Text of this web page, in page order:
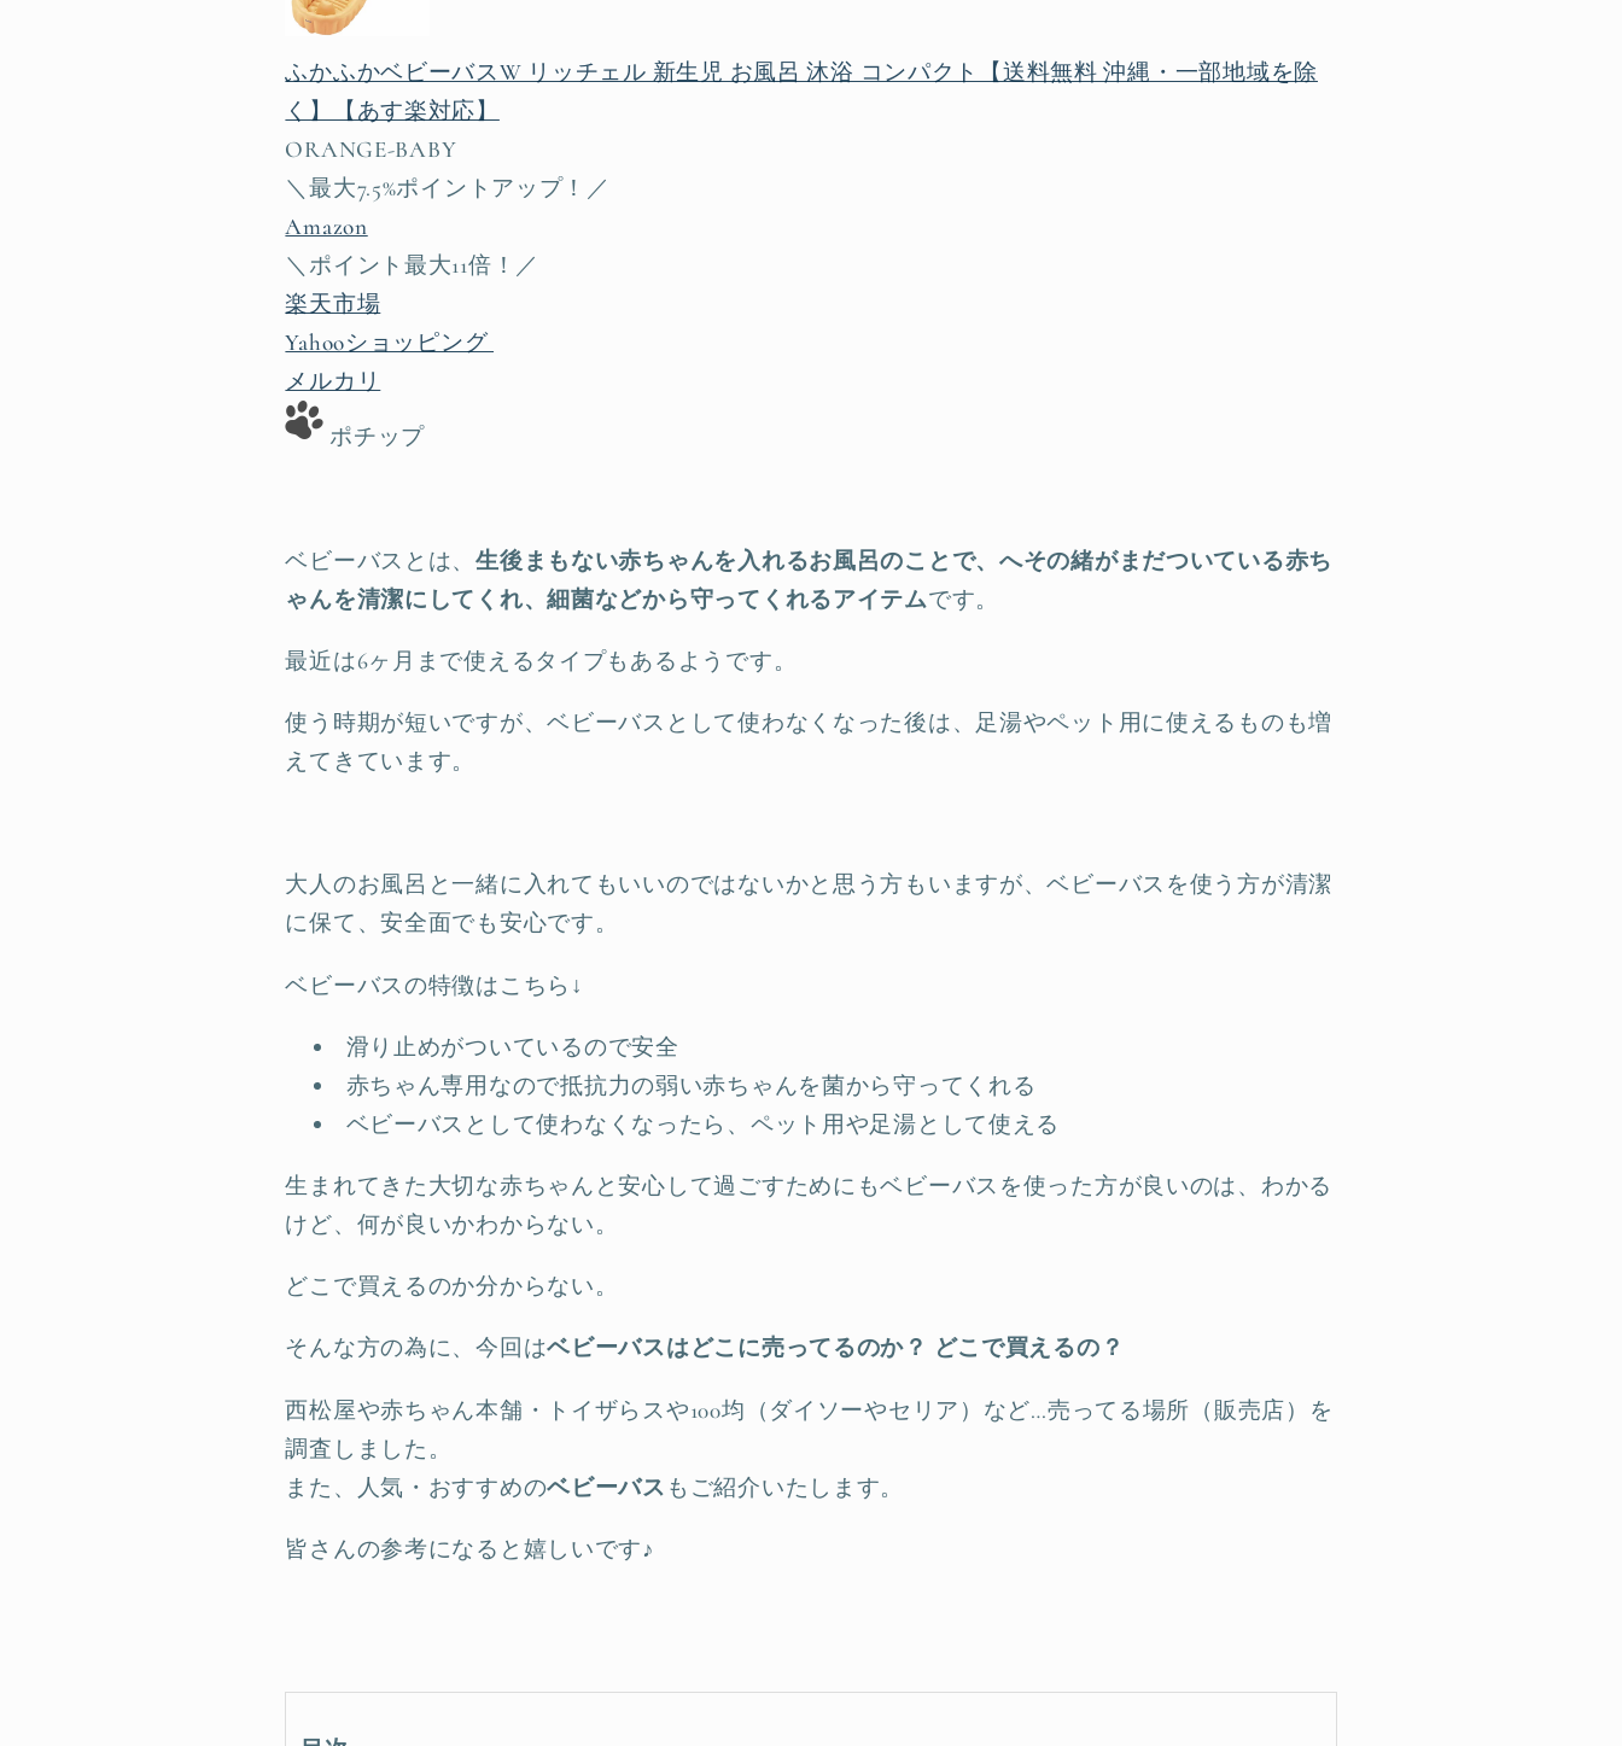
ふかふかベビーバスW リッチェル 新生児 お風呂 沐浴 コンパクト【送料無料 沖縄・一部地域を除
く】【あす楽対応】
ORANGE-BABY
＼最大7.5%ポイントアップ！／
Amazon
＼ポイント最大11倍！／
楽天市場
Yahooショッピング
メルカリ
ポチップ
ベビーバスとは、生後まもない赤ちゃんを入れるお風呂のことで、へその緒がまだついている赤ち
ゃんを清潔にしてくれ、細菌などから守ってくれるアイテムです。
最近は6ヶ月まで使えるタイプもあるようです。
使う時期が短いですが、ベビーバスとして使わなくなった後は、足湯やペット用に使えるものも増
えてきています。
大人のお風呂と一緒に入れてもいいのではないかと思う方もいますが、ベビーバスを使う方が清潔
に保て、安全面でも安心です。
ベビーバスの特徴はこちら↓
滑り止めがついているので安全
赤ちゃん専用なので抵抗力の弱い赤ちゃんを菌から守ってくれる
ベビーバスとして使わなくなったら、ペット用や足湯として使える
生まれてきた大切な赤ちゃんと安心して過ごすためにもベビーバスを使った方が良いのは、わかる
けど、何が良いかわからない。
どこで買えるのか分からない。
そんな方の為に、今回はベビーバスはどこに売ってるのか？ どこで買えるの ？
西松屋や赤ちゃん本舗・トイザらスや100均（ダイソーやセリア）など…売ってる場所（販売店）を
調査しました。
また、人気・おすすめのベビーバス もご紹介いたします。
皆さんの参考になると嬉しいです♪